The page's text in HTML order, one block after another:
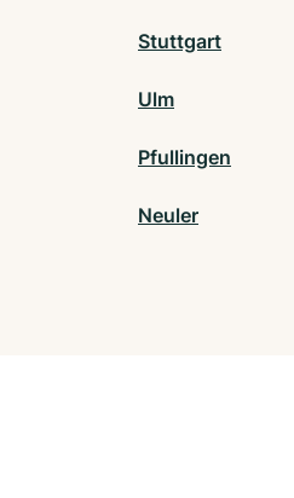
Stuttgart
Ulm
Pfullingen
Neuler